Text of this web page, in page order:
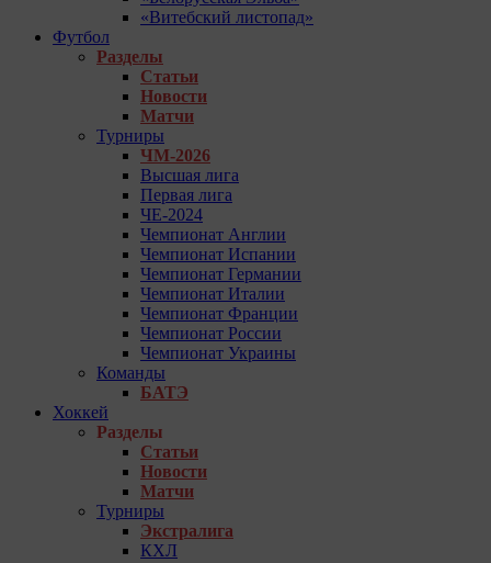
«Витебский листопад»
Футбол
Разделы
Статьи
Новости
Матчи
Турниры
ЧМ-2026
Высшая лига
Первая лига
ЧЕ-2024
Чемпионат Англии
Чемпионат Испании
Чемпионат Германии
Чемпионат Италии
Чемпионат Франции
Чемпионат России
Чемпионат Украины
Команды
БАТЭ
Хоккей
Разделы
Статьи
Новости
Матчи
Турниры
Экстралига
КХЛ